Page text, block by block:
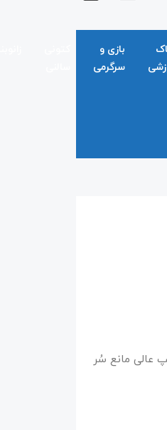
بازی و
سرگرمی
عالی_ دارای استپ عالی مانع سُر